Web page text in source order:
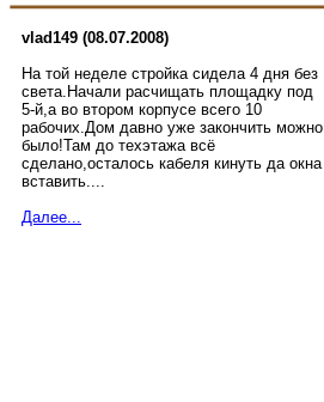
vlad149 (08.07.2008)
На той неделе стройка сидела 4 дня без
света.Начали расчищать площадку под
5-й,а во втором корпусе всего 10
рабочих.Дом давно уже закончить можно
было!Там до техэтажа всё
сделано,осталось кабеля кинуть да окна
вставить....
Далее...